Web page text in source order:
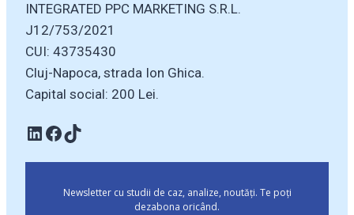
INTEGRATED PPC MARKETING S.R.L.
J12/753/2021
CUI: 43735430
Cluj-Napoca, strada Ion Ghica.
Capital social: 200 Lei.
Linkedin
Facebook
TikTok
Newsletter cu studii de caz, analize, noutăți. Te poți
dezabona oricând.